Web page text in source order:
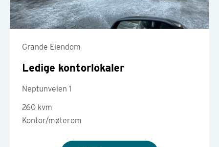
Grande Eiendom
Ledige kontorlokaler
Neptunveien 1
260 kvm
Kontor/møterom